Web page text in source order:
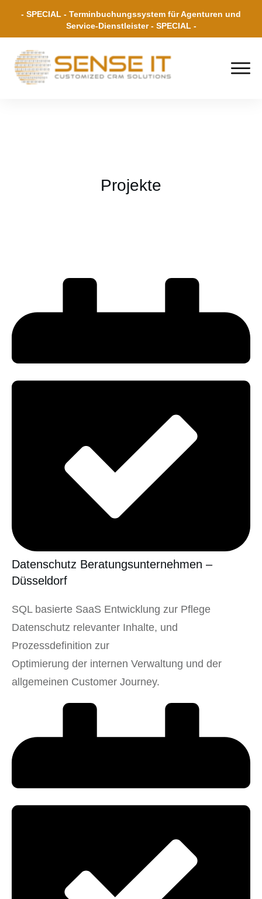
- SPECIAL - Terminbuchungssystem für Agenturen und
Service-Dienstleister - SPECIAL -
Projekte
Datenschutz Beratungsunternehmen –
Düsseldorf
SQL basierte SaaS Entwicklung zur Pflege
Datenschutz relevanter Inhalte, und
Prozessdefinition zur
Optimierung der internen Verwaltung und der
allgemeinen Customer Journey.